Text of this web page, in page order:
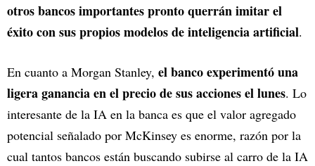
otros bancos importantes pronto querrán imitar el
éxito con sus propios modelos de inteligencia artificial.
En cuanto a Morgan Stanley, el banco experimentó una
ligera ganancia en el precio de sus acciones el lunes. Lo
interesante de la IA en la banca es que el valor agregado
potencial señalado por McKinsey es enorme, razón por la
cual tantos bancos están buscando subirse al carro de la IA